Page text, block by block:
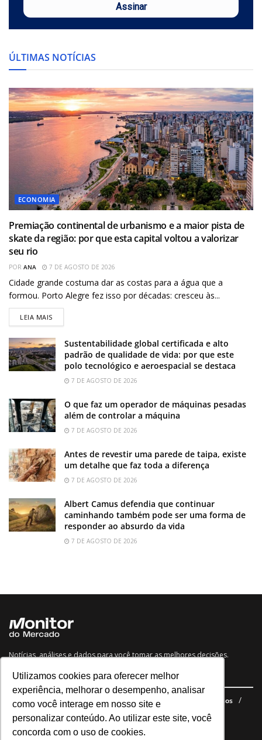
Utilizamos cookies para oferecer melhor
experiência, melhorar o desempenho, analisar
como você interage em nosso site e
personalizar conteúdo. Ao utilizar este site, você
concorda com o uso de cookies.
Assinar
ÚLTIMAS NOTÍCIAS
ECONOMIA
Premiação continental de urbanismo e a maior pista de
skate da região: por que esta capital voltou a valorizar
seu rio
POR ANA 7 DE AGOSTO DE 2026
Cidade grande costuma dar as costas para a água que a
formou. Porto Alegre fez isso por décadas: cresceu às...
LEIA MAIS
Sustentabilidade global certificada e alto
padrão de qualidade de vida: por que este
polo tecnológico e aeroespacial se destaca
7 DE AGOSTO DE 2026
O que faz um operador de máquinas pesadas
além de controlar a máquina
7 DE AGOSTO DE 2026
Antes de revestir uma parede de taipa, existe
um detalhe que faz toda a diferença
7 DE AGOSTO DE 2026
Albert Camus defendia que continuar
caminhando também pode ser uma forma de
responder ao absurdo da vida
7 DE AGOSTO DE 2026
Notícias, análises e dados para você tomar as melhores decisões.
Navegue no site
Últimas notícias Quem somos E-books gratuitos
Cursos
Política de privacidade